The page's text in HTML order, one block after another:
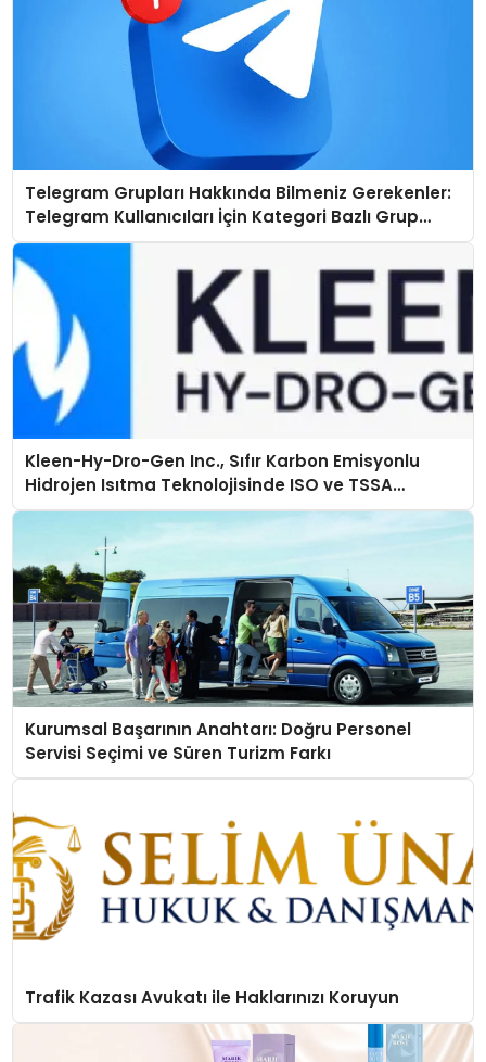
Telegram Grupları Hakkında Bilmeniz Gerekenler:
Telegram Kullanıcıları İçin Kategori Bazlı Grup
Rehberi
Kleen-Hy-Dro-Gen Inc., Sıfır Karbon Emisyonlu
Hidrojen Isıtma Teknolojisinde ISO ve TSSA
Düzenleyici Onaylarını Aldı
Kurumsal Başarının Anahtarı: Doğru Personel
Servisi Seçimi ve Süren Turizm Farkı
Trafik Kazası Avukatı ile Haklarınızı Koruyun